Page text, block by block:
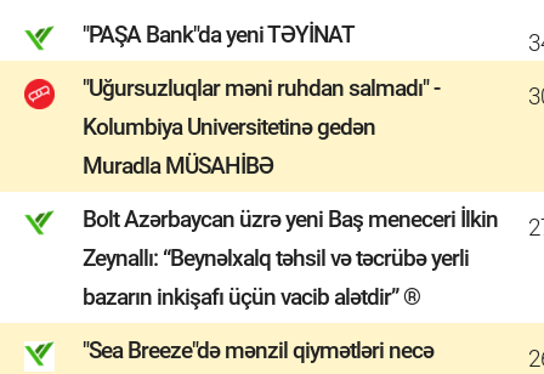
"PAŞA Bank"da yeni TƏYİNAT
"Uğursuzluqlar məni ruhdan salmadı" -
Kolumbiya Universitetinə gedən
Muradla MÜSAHİBƏ
Bolt Azərbaycan üzrə yeni Baş meneceri İlkin
Zeynallı: “Beynəlxalq təhsil və təcrübə yerli
bazarın inkişafı üçün vacib alətdir” ®
"Sea Breeze"də mənzil qiymətləri necə